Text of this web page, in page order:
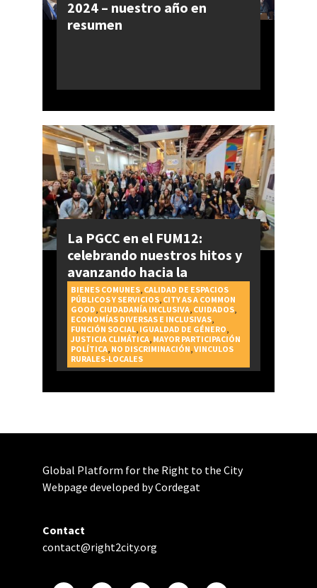
2024 – nuestro año en
resumen
La PGCC en el FUM12:
celebrando nuestros hitos y
avanzando hacia la
realización del Derecho a la
Ciudad
BIENES COMUNES, CALIDAD DE ESPACIOS
PÚBLICOS Y SERVICIOS, CITY AS A COMMON
GOOD, CIUDADANÍA INCLUSIVA, CUIDADOS,
ECONOMÍAS DIVERSAS E INCLUSIVAS,
FUNCIÓN SOCIAL, IGUALDAD DE GÉNERO,
JUSTICIA CLIMÁTICA, MAYOR PARTICIPACIÓN
POLÍTICA, NO DISCRIMINACIÓN,VINCULOS
RURALES-LOCALES
Global Platform for the Right to the City
Webpage developed by Cordegat
Contact
contact@right2city.org